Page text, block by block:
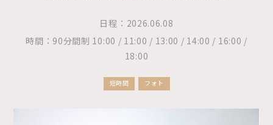
日程：2026.06.08
時間：90分間制 10:00 / 11:00 / 13:00 / 14:00 / 16:00 /
18:00
短時間 フォト